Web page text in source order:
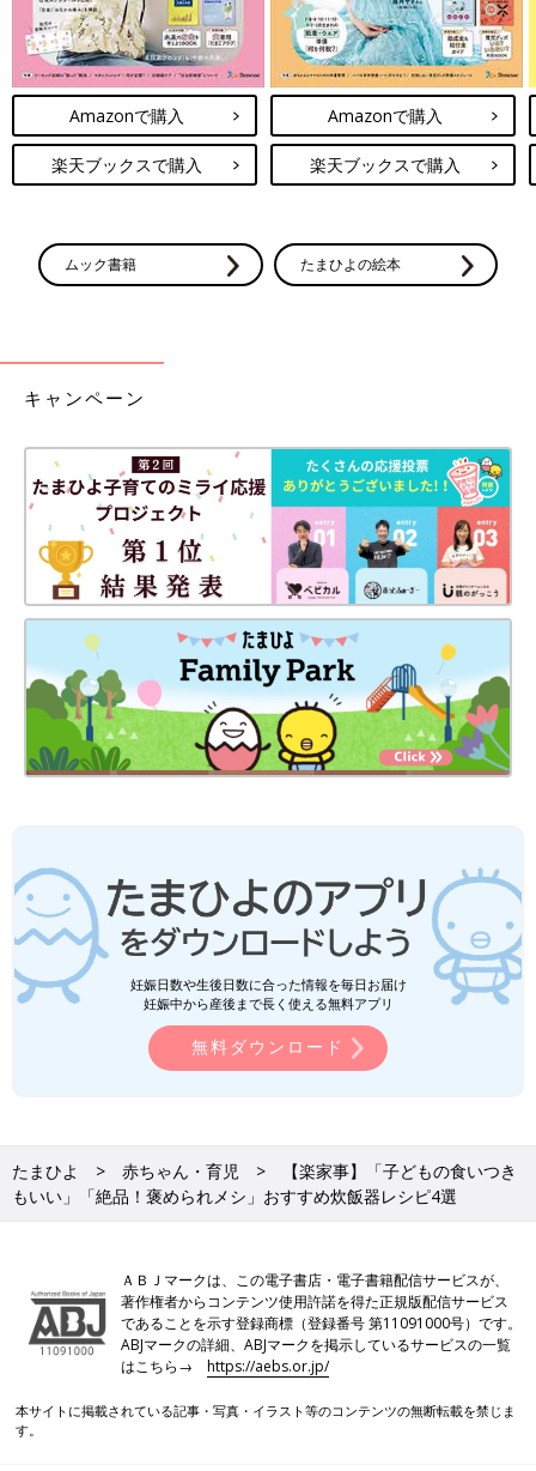
Amazonで購入
楽天ブックスで購入
Amazonで購入
楽天ブックスで購入
ムック書籍 たまひよの絵本
キャンペーン
妊娠日数や生後日数に合った情報を毎日お届け
妊娠中から産後まで長く使える無料アプリ
無料ダウンロード
たまひよ 赤ちゃん・育児
【楽家事】「子どもの食いつき
もいい」「絶品！褒められメシ」おすすめ炊飯器レシピ4選
ＡＢＪマークは、この電子書店・電子書籍配信サービスが、
著作権者からコンテンツ使用許諾を得た正規版配信サービス
であることを示す登録商標（登録番号 第11091000号）です。
ABJマークの詳細、ABJマークを掲示しているサービスの一覧
はこちら→https://aebs.or.jp/
本サイトに掲載されている記事・写真・イラスト等のコンテンツの無断転載を禁じま
す。